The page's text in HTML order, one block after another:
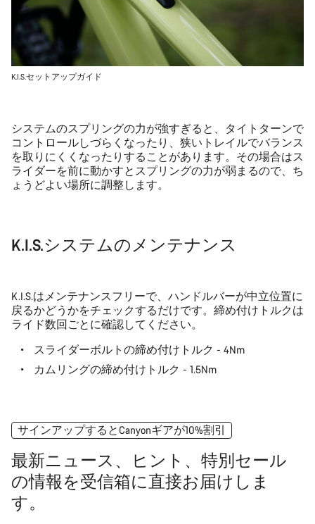
K.I.S.セットアップガイド
システムのスプリングの力が強すぎると、タイトターンで
コントロールしづらくなったり、狭いトレイルでバランス
を取りにくくなったりすることがあります。その場合はス
ライダーを前に動かすとスプリングの力が弱まるので、ち
ょうどよい場所に調整します。
K.I.S.システムのメンテナンス
K.I.S.はメンテナンスフリーで、ハンドルバーが中立位置に
戻るかどうかをチェックするだけです。締め付けトルクは
ライド数回ごとに確認してください。
スライダーボルトの締め付けトルク - 4Nm
カムリングの締め付けトルク - 1.5Nm
サインアップするとCanyonギアが10%割引
最新ニュース、ヒント、特別セール
の情報を受信箱に直接お届けしま
す。
閉じる